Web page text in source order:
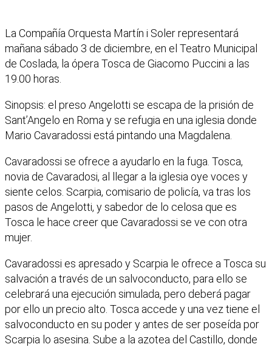
La Compañía Orquesta Martín i Soler representará
mañana sábado 3 de diciembre, en el Teatro Municipal
de Coslada, la ópera Tosca de Giacomo Puccini a las
19.00 horas.
Sinopsis: el preso Angelotti se escapa de la prisión de
Sant’Angelo en Roma y se refugia en una iglesia donde
Mario Cavaradossi está pintando una Magdalena.
Cavaradossi se ofrece a ayudarlo en la fuga. Tosca,
novia de Cavaradosi, al llegar a la iglesia oye voces y
siente celos. Scarpia, comisario de policía, va tras los
pasos de Angelotti, y sabedor de lo celosa que es
Tosca le hace creer que Cavaradossi se ve con otra
mujer.
Cavaradossi es apresado y Scarpia le ofrece a Tosca su
salvación a través de un salvoconducto, para ello se
celebrará una ejecución simulada, pero deberá pagar
por ello un precio alto. Tosca accede y una vez tiene el
salvoconducto en su poder y antes de ser poseída por
Scarpia lo asesina. Sube a la azotea del Castillo, donde